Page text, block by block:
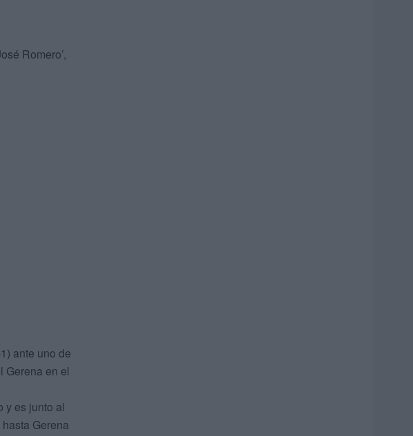
Romero’,
ante uno de
Gerena en el
y es junto al
Gerena